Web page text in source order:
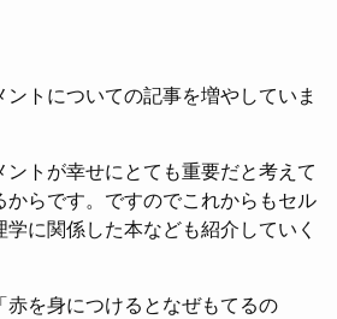
トについての記事を増やしていま
トが幸せにとても重要だと考えて
からです。ですのでこれからもセル
に関係した本なども紹介していく
赤を身につけるとなぜもてるの